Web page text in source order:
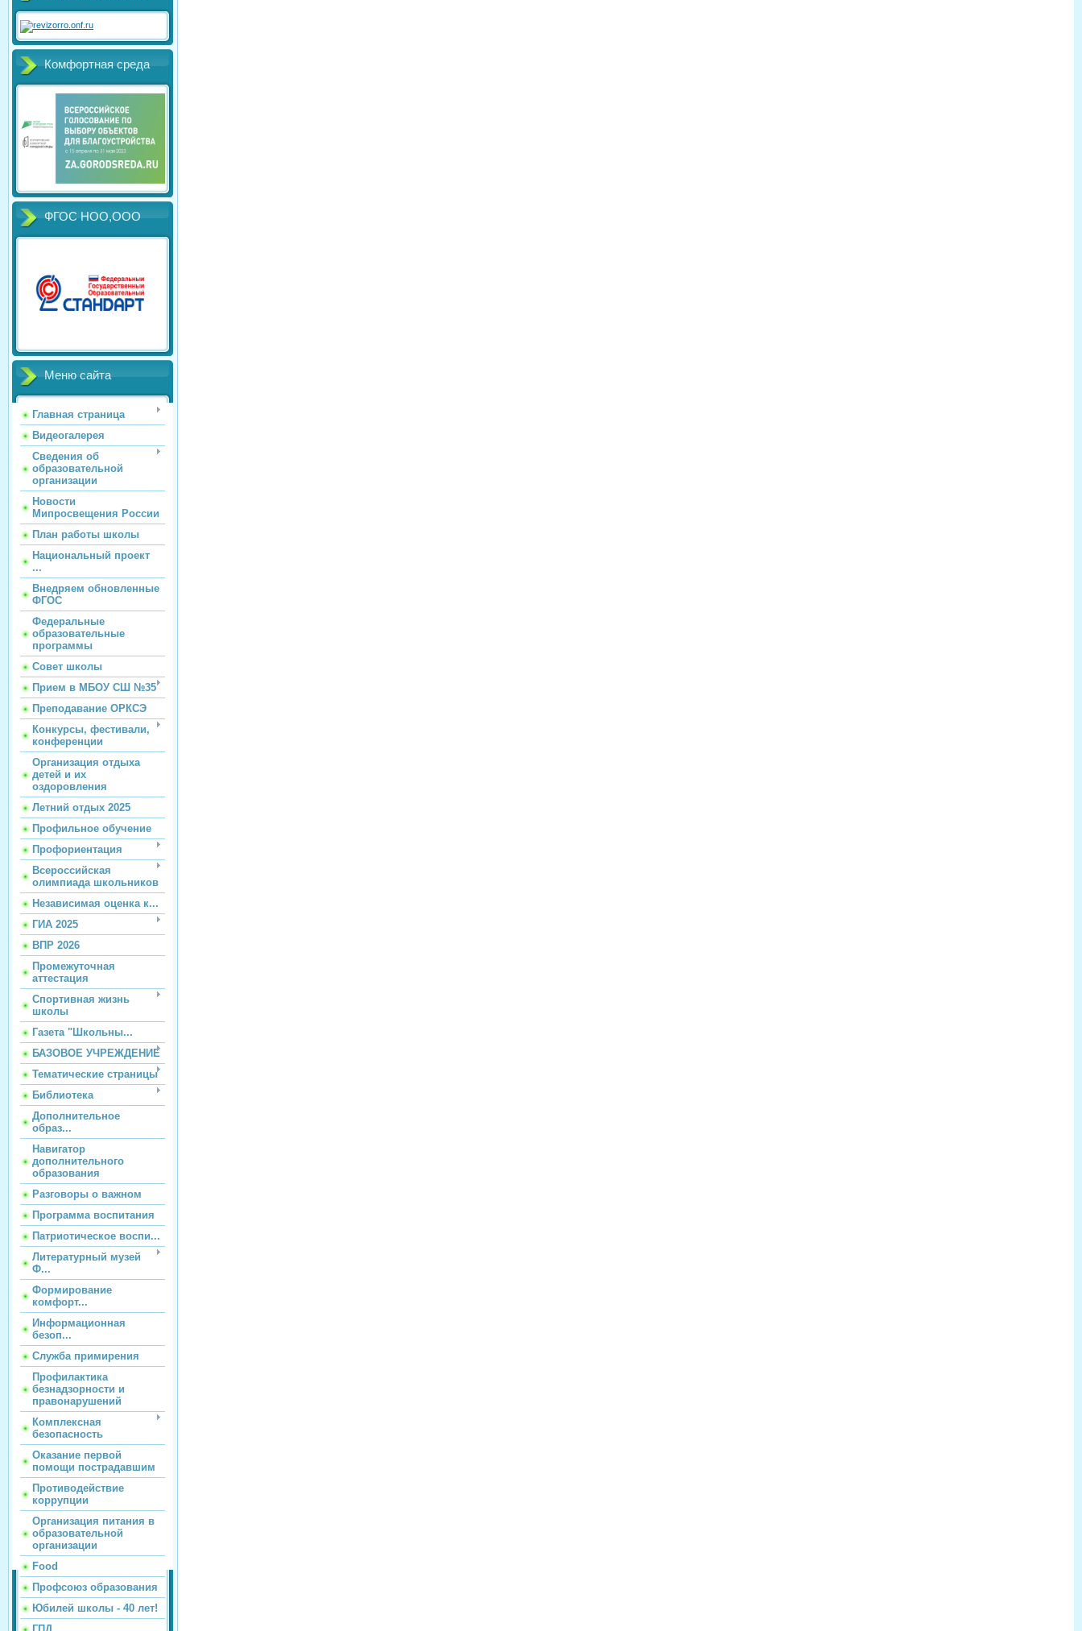
Комфортная среда
ФГОС НОО,ООО
Меню сайта
Главная страница
Видеогалерея
Сведения об
образовательной
организации
Новости
Мипросвещения России
План работы школы
Национальный проект
...
Внедряем обновленные
ФГОС
Федеральные
образовательные
программы
Совет школы
Прием в МБОУ СШ №35
Преподавание ОРКСЭ
Конкурсы, фестивали,
конференции
Организация отдыха
детей и их
оздоровления
Летний отдых 2025
Профильное обучение
Профориентация
Всероссийская
олимпиада школьников
Независимая оценка к...
ГИА 2025
ВПР 2026
Промежуточная
аттестация
Спортивная жизнь
школы
Газета "Школьны...
БАЗОВОЕ УЧРЕЖДЕНИЕ
Тематические страницы
Библиотека
Дополнительное
образ...
Навигатор
дополнительного
образования
Разговоры о важном
Программа воспитания
Патриотическое воспи...
Литературный музей
Ф...
Формирование
комфорт...
Информационная
безоп...
Служба примирения
Профилактика
безнадзорности и
правонарушений
Комплексная
безопасность
Оказание первой
помощи пострадавшим
Противодействие
коррупции
Организация питания в
образовательной
организации
Food
Профсоюз образования
Юбилей школы - 40 лет!